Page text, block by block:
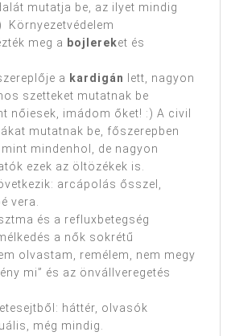
mutatja be, az ilyet mindig
meg a bojlereket és
a kardigán
lett, nagyon
szetteket mutatnak be
nőiesek, imádom őket! :) A civil
mutatnak be, főszerepben
mindenhol, de nagyon
ezek az öltözékek is.
arcápolás ősszel,
vera.
és a refluxbetegség
a nők sokrétű
olvastam, remélem, nem megy
mi” és az önvállveregetés
háttér, olvasók
még mindig.